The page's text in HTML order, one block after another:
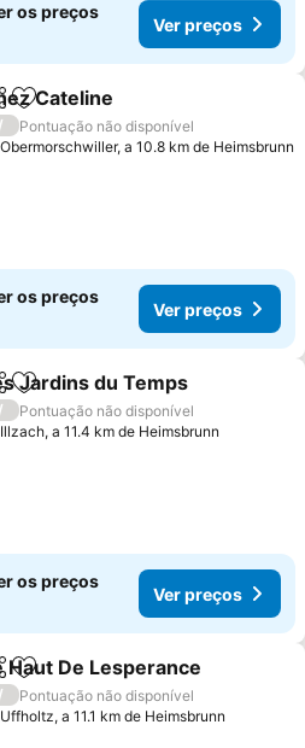
os preços
Ver preços
Adicionar aos favoritos
Cateline
/
Pontuação não disponível
Obermorschwiller, a 10.8 km de Heimsbrunn
os preços
Ver preços
Adicionar aos favoritos
Jardins du Temps
/
Pontuação não disponível
Illzach, a 11.4 km de Heimsbrunn
os preços
Ver preços
Adicionar aos favoritos
Haut De Lesperance
/
Pontuação não disponível
Uffholtz, a 11.1 km de Heimsbrunn